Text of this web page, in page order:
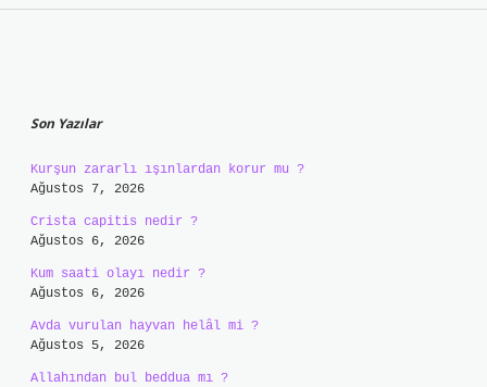
Son Yazılar
Kurşun zararlı ışınlardan korur mu ?
Ağustos 7, 2026
Crista capitis nedir ?
Ağustos 6, 2026
Kum saati olayı nedir ?
Ağustos 6, 2026
Avda vurulan hayvan helâl mi ?
Ağustos 5, 2026
Allahından bul beddua mı ?